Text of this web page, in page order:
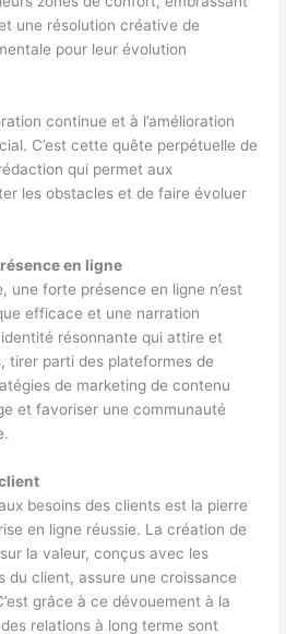
une résolution créative de
pour leur évolution
continue et à l’amélioration
C’est cette quête perpétuelle de
qui permet aux
les obstacles et de faire évoluer
en ligne
une forte présence en ligne n’est
efficace et une narration
résonnante qui attire et
tirer parti des plateformes de
de marketing de contenu
et favoriser une communauté
besoins des clients est la pierre
en ligne réussie. La création de
la valeur, conçus avec les
du client, assure une croissance
grâce à ce dévouement à la
relations à long terme sont